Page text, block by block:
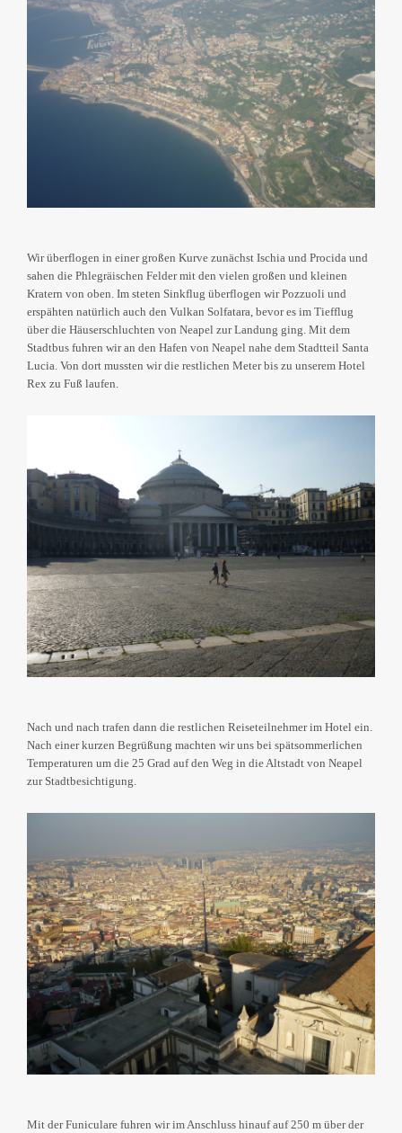
Wir überflogen in einer großen Kurve zunächst Ischia und Procida und
sahen die Phlegräischen Felder mit den vielen großen und kleinen
Kratern von oben. Im steten Sinkflug überflogen wir Pozzuoli und
erspähten natürlich auch den Vulkan Solfatara, bevor es im Tiefflug
über die Häuserschluchten von Neapel zur Landung ging. Mit dem
Stadtbus fuhren wir an den Hafen von Neapel nahe dem Stadtteil Santa
Lucia. Von dort mussten wir die restlichen Meter bis zu unserem Hotel
Rex zu Fuß laufen.
Nach und nach trafen dann die restlichen Reiseteilnehmer im Hotel ein.
Nach einer kurzen Begrüßung machten wir uns bei spätsommerlichen
Temperaturen um die 25 Grad auf den Weg in die Altstadt von Neapel
zur Stadtbesichtigung.
Mit der Funiculare fuhren wir im Anschluss hinauf auf 250 m über der